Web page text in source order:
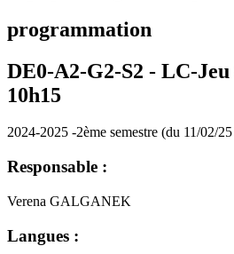
programmation
DE0-A2-G2-S2 - LC-Jeu
10h15
2024-2025 -2ème semestre (du 11/02/
Responsable :
Verena GALGANEK
Langues :